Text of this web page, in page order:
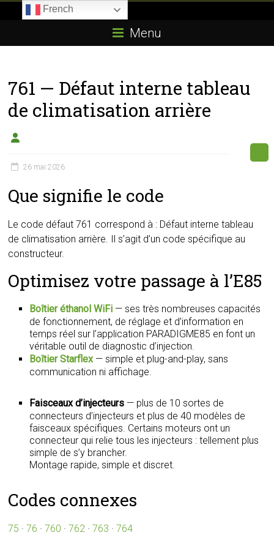
E85.com
passion
du
boîtier
éthanol
Menu
761 — Défaut interne tableau
de climatisation arrière
26 mai 2026
Que signifie le code
Le code défaut 761 correspond à : Défaut interne tableau
de climatisation arrière. Il s’agit d’un code spécifique au
constructeur.
Optimisez votre passage à l’E85
Boîtier éthanol WiFi — ses très nombreuses capacités
de fonctionnement, de réglage et d’information en
temps réel sur l’application PARADIGME85 en font un
véritable outil de diagnostic d’injection.
Boîtier Starflex— simple et plug-and-play, sans
communication ni affichage.
Faisceaux d’injecteurs — plus de 10 sortes de
connecteurs d’injecteurs et plus de 40 modèles de
faisceaux spécifiques. Certains moteurs ont un
connecteur qui relie tous les injecteurs : tellement plus
simple de s’y brancher.
Montage rapide, simple et discret.
Codes connexes
75 ·76 ·760 ·762 ·763 ·764
French